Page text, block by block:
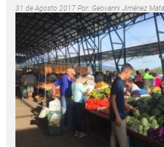
31 de Agosto 2017 Por: Geovanni Jiménez Mata